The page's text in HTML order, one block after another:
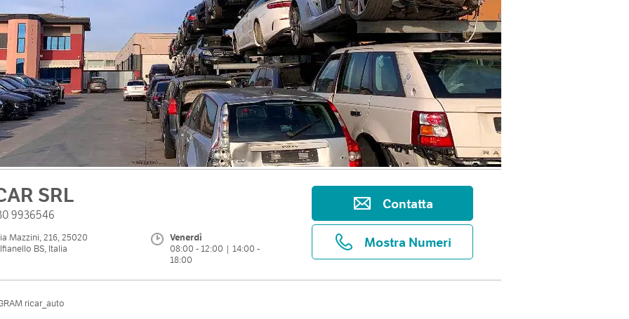
SRL
9936546
Mazzini, 216, 25020
BS, Italia
Venerdì
08:00 - 12:00 | 14:00 -
18:00
Contatta
Mostra Numeri
ricar_auto